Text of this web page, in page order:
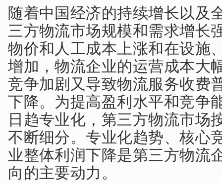
随着中国经济的持续增长以及
三方物流市场规模和需求增长
物价和人工成本上涨和在设施
增加，物流企业的运营成本大
竞争加剧又导致物流服务收费
下降。为提高盈利水平和竞争
日趋专业化，第三方物流市场
不断细分。专业化趋势、核心
业整体利润下降是第三方物流
向的主要动力。